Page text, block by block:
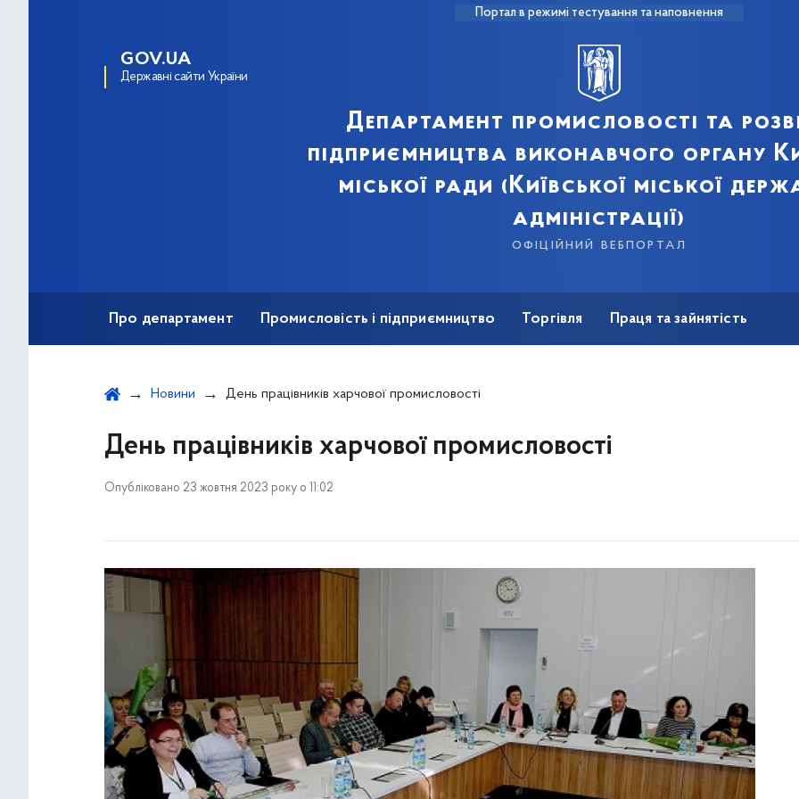
Портал в режимі тестування та наповнення
GOV.UA
Державні сайти України
Департамент промисловості та
підприємництва виконавчого органу
міської ради (Київської міської
адміністрації)
офіційний вебпортал
Про департамент Промисловість і підприємництво Торгівля Праця та зайнятість
Новини День працівників харчової промисловості
День працівників харчової промисловості
Опубліковано 23 жовтня 2023 року о 11:02